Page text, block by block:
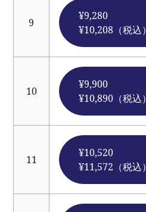
9
¥9,280
¥10,208（税込）
10
¥9,900
¥10,890（税込）
11
¥10,520
¥11,572（税込）